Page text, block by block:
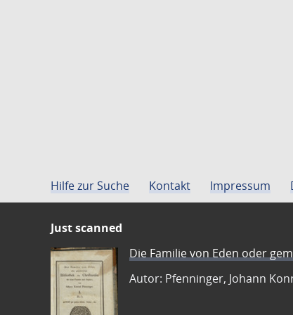
Hilfe zur Suche Kontakt Impressum
Just scanned
Die Familie von Eden oder
Autor: Pfenninger, Johann